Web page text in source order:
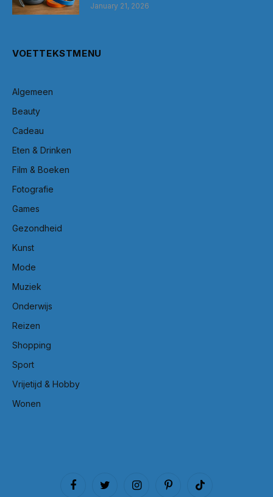
January 21, 2026
VOETTEKSTMENU
Algemeen
Beauty
Cadeau
Eten & Drinken
Film & Boeken
Fotografie
Games
Gezondheid
Kunst
Mode
Muziek
Onderwijs
Reizen
Shopping
Sport
Vrijetijd & Hobby
Wonen
FacebookTwitter InstagramPinterestTikTok